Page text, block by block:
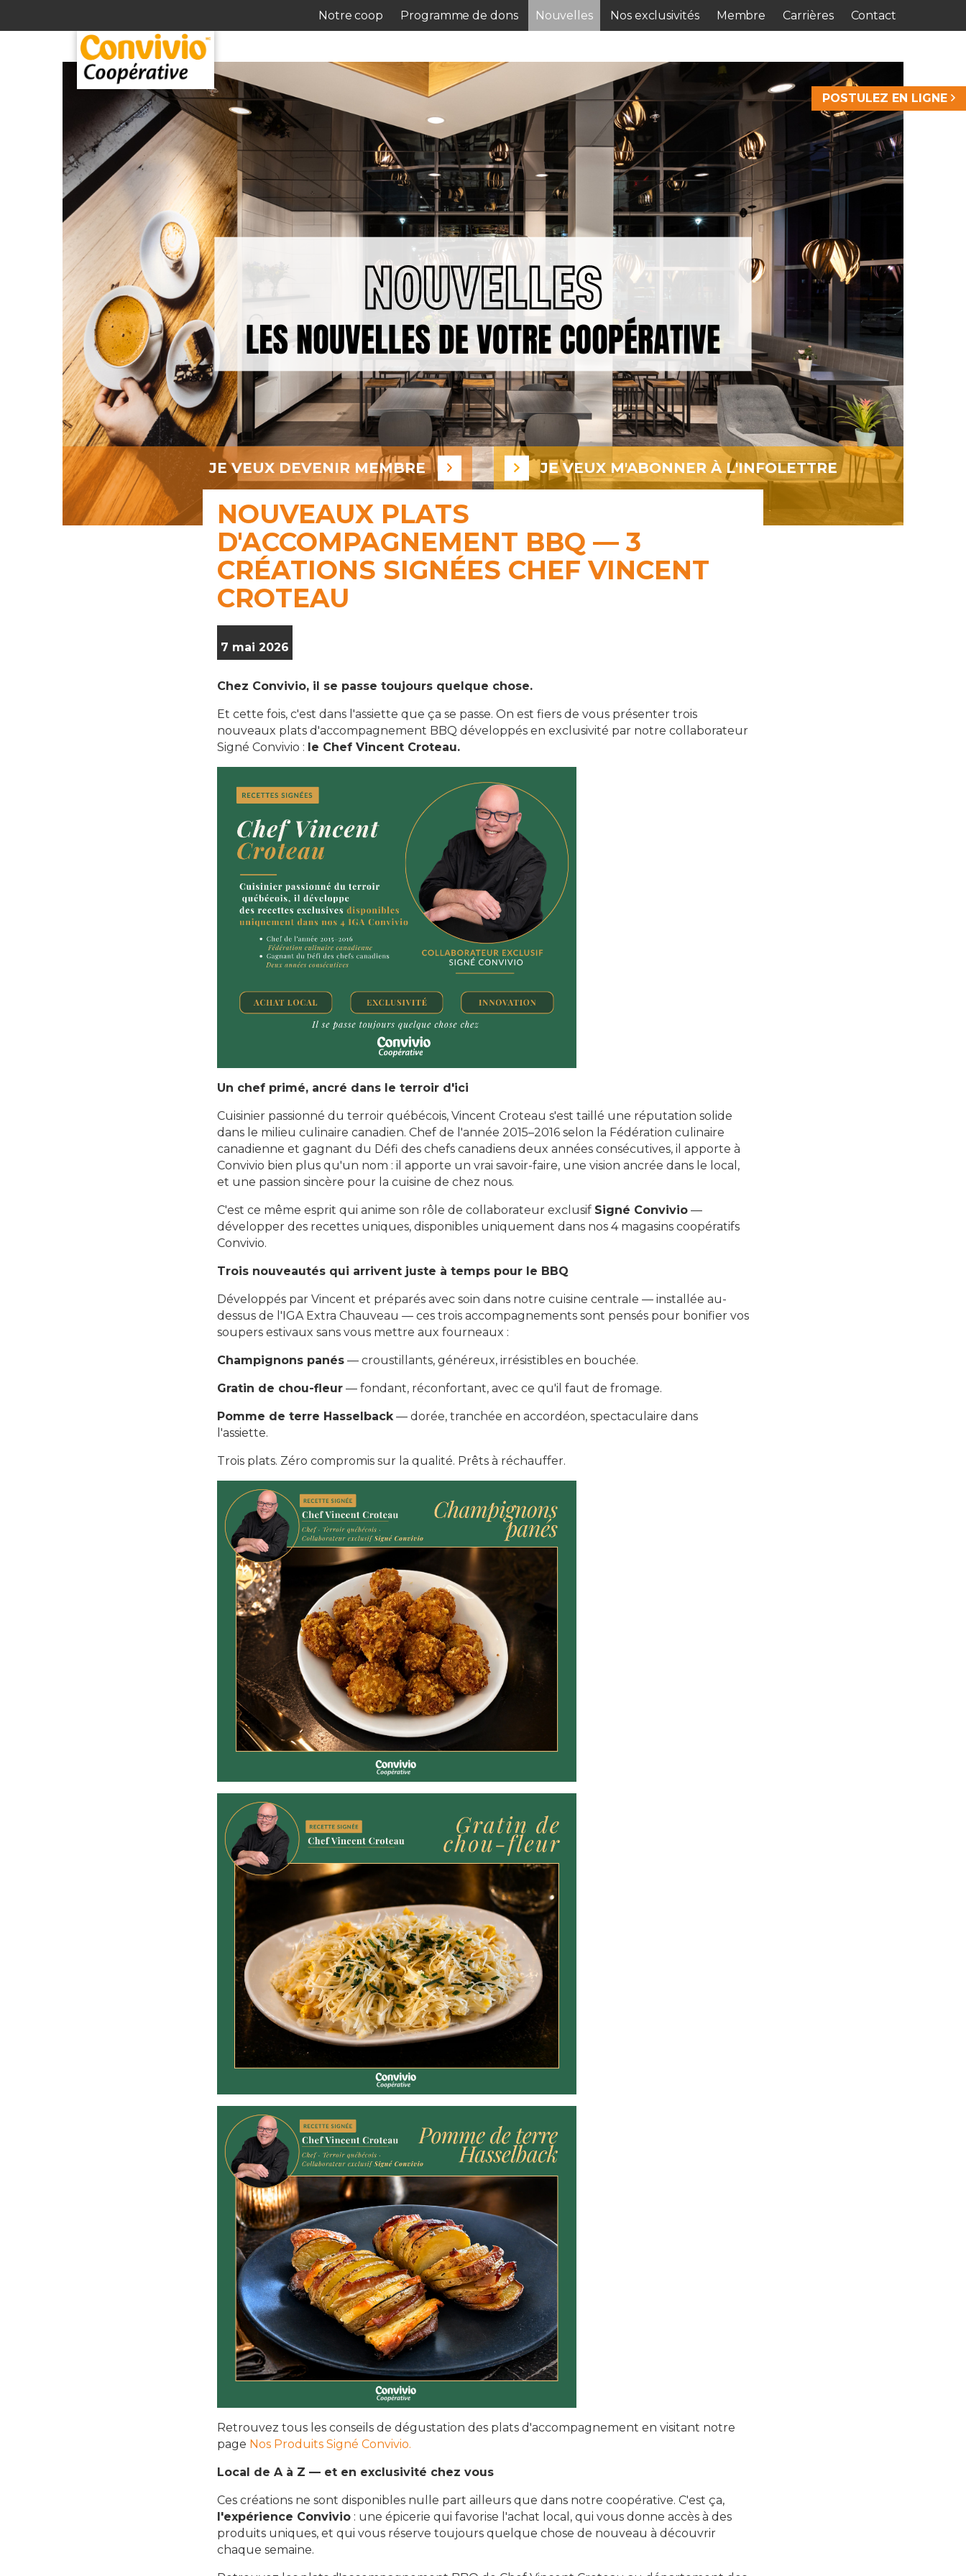
Notre coop Programme de dons Nouvelles Nos exclusivités Membre Carrières Contact
POSTULEZ EN LIGNE
JE VEUX DEVENIR MEMBRE JE VEUX M'ABONNER À L'INFOLETTRE
NOUVEAUX PLATS
D'ACCOMPAGNEMENT BBQ — 3
CRÉATIONS SIGNÉES CHEF VINCENT
CROTEAU
7 mai 2026
Chez Convivio, il se passe toujours quelque chose.
Et cette fois, c'est dans l'assiette que ça se passe. On est fiers de vous présenter trois
nouveaux plats d'accompagnement BBQ développés en exclusivité par notre collaborateur
Signé Convivio : le Chef Vincent Croteau.
Un chef primé, ancré dans le terroir d'ici
Cuisinier passionné du terroir québécois, Vincent Croteau s'est taillé une réputation solide
dans le milieu culinaire canadien. Chef de l'année 2015–2016 selon la Fédération culinaire
canadienne et gagnant du Défi des chefs canadiens deux années consécutives, il apporte à
Convivio bien plus qu'un nom : il apporte un vrai savoir-faire, une vision ancrée dans le local,
et une passion sincère pour la cuisine de chez nous.
C'est ce même esprit qui anime son rôle de collaborateur exclusif Signé Convivio —
développer des recettes uniques, disponibles uniquement dans nos 4 magasins coopératifs
Convivio.
Trois nouveautés qui arrivent juste à temps pour le BBQ
Développés par Vincent et préparés avec soin dans notre cuisine centrale — installée au-
dessus de l'IGA Extra Chauveau — ces trois accompagnements sont pensés pour bonifier vos
soupers estivaux sans vous mettre aux fourneaux :
Champignons panés — croustillants, généreux, irrésistibles en bouchée.
Gratin de chou-fleur — fondant, réconfortant, avec ce qu'il faut de fromage.
Pomme de terre Hasselback— dorée, tranchée en accordéon, spectaculaire dans
l'assiette.
Trois plats. Zéro compromis sur la qualité. Prêts à réchauffer.
Retrouvez tous les conseils de dégustation des plats d'accompagnement en visitant notre
page Nos Produits Signé Convivio.
Local de A à Z — et en exclusivité chez vous
Ces créations ne sont disponibles nulle part ailleurs que dans notre coopérative. C'est ça,
l'expérience Convivio : une épicerie qui favorise l'achat local, qui vous donne accès à des
produits uniques, et qui vous réserve toujours quelque chose de nouveau à découvrir
chaque semaine.